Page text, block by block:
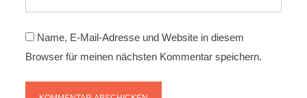
Name, E-Mail-Adresse und Website in diesem
Browser für meinen nächsten Kommentar speichern.